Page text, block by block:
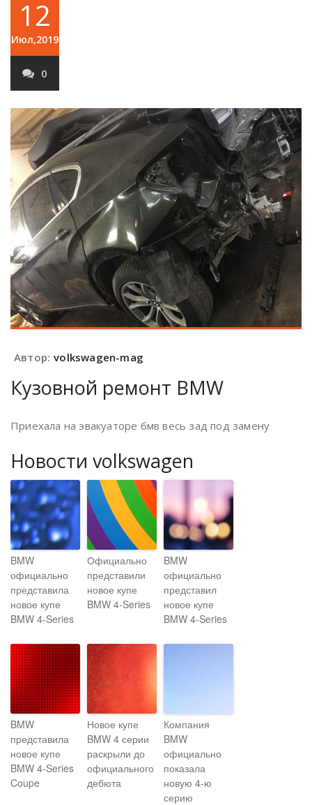
12
Июл,2019
0
Автор: volkswagen-mag
Кузовной ремонт BMW
Приехала на эвакуаторе бмв весь зад под замену
Новости volkswagen
BMW
официально
представила
новое купе
BMW 4-Series
Официально
представили
новое купе
BMW 4-Series
BMW
официально
представил
новое купе
BMW 4-Series
BMW
представила
новое купе
BMW 4-Series
Coupe
Новое купе
BMW 4 серии
раскрыли до
официального
дебюта
Компания
BMW
официально
показала
новую 4-ю
серию